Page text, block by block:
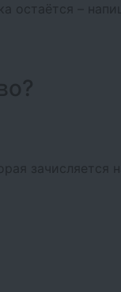
остаётся –
зачисляется